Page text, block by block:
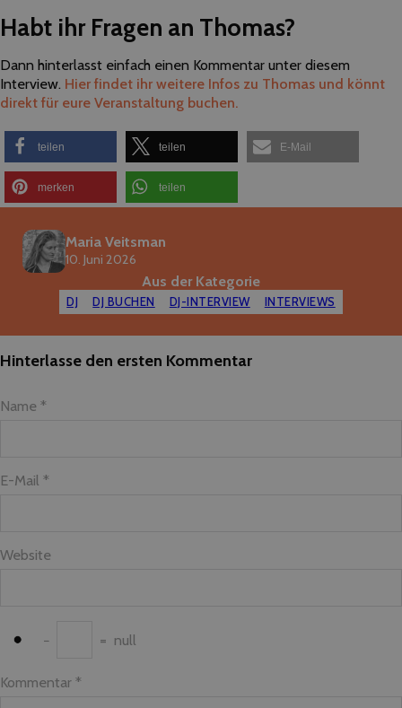
Habt ihr Fragen an Thomas?
Dann hinterlasst einfach einen Kommentar unter diesem
Interview. Hier findet ihr weitere Infos zu Thomas und könnt
direkt für eure Veranstaltung buchen.
teilen teilen E-Mail
merken teilen
Maria Veitsman
10. Juni 2026
Aus der Kategorie
DJ DJ BUCHEN DJ-INTERVIEW INTERVIEWS
Hinterlasse den ersten Kommentar
Name *
E-Mail *
Website
− = null
Kommentar *